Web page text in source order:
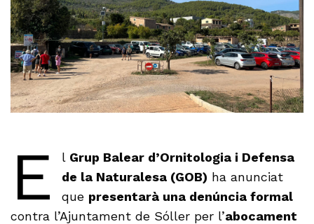
E l Grup Balear d’Ornitologia i Defensa
de la Naturalesa (GOB) ha anunciat
que presentarà una denúncia formal
contra l’Ajuntament de Sóller per l’abocament